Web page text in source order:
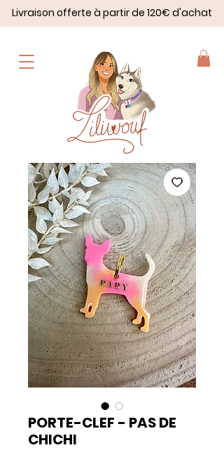
Livraison offerte à partir de 120€ d'achat
PORTE-CLEF - PAS DE
CHICHI